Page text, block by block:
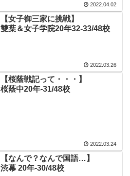
2022.04.02
【女子御三家に挑戦】
雙葉＆女子学院20年32-33/48校
2022.03.26
【桜蔭戦記って・・・】
桜蔭中20年‐31/48校
2022.03.24
【なんで？なんで国語…】
渋幕 20年‐30/48校